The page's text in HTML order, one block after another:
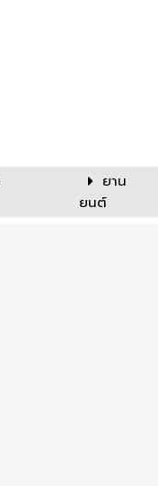
ยาน
ยนต์